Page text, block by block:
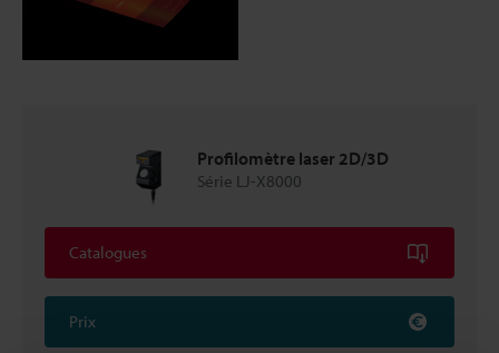
Profilomètre laser 2D/3D
Série LJ-X8000
Catalogues
Prix